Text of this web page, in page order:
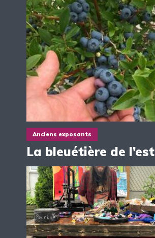
Anciens exposants
La bleuétière de l’est